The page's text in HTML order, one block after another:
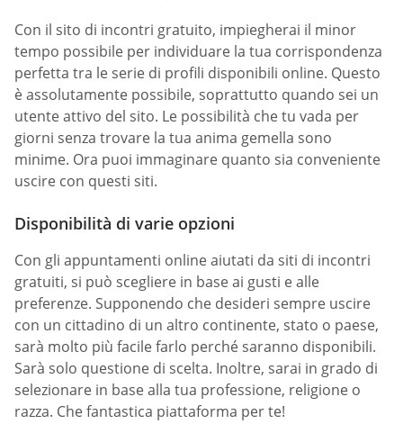
Con il sito di incontri gratuito, impiegherai il minor
tempo possibile per individuare la tua corrispondenza
perfetta tra le serie di profili disponibili online. Questo
è assolutamente possibile, soprattutto quando sei un
utente attivo del sito. Le possibilità che tu vada per
giorni senza trovare la tua anima gemella sono
minime. Ora puoi immaginare quanto sia conveniente
uscire con questi siti.
Disponibilità di varie opzioni
Con gli appuntamenti online aiutati da siti di incontri
gratuiti, si può scegliere in base ai gusti e alle
preferenze. Supponendo che desideri sempre uscire
con un cittadino di un altro continente, stato o paese,
sarà molto più facile farlo perché saranno disponibili.
Sarà solo questione di scelta. Inoltre, sarai in grado di
selezionare in base alla tua professione, religione o
razza. Che fantastica piattaforma per te!